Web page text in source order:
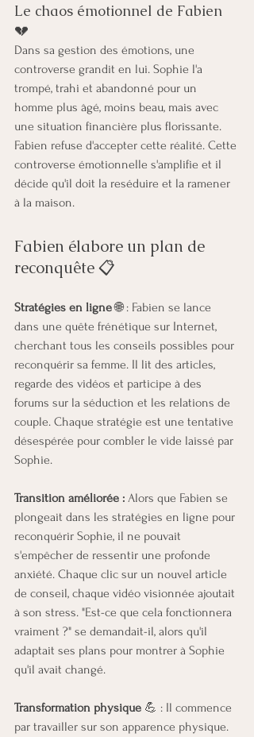
Le chaos émotionnel de Fabien
💔
Dans sa gestion des émotions, une
controverse grandit en lui. Sophie l'a
trompé, trahi et abandonné pour un
homme plus âgé, moins beau, mais avec
une situation financière plus florissante.
Fabien refuse d'accepter cette réalité. Cette
controverse émotionnelle s'amplifie et il
décide qu'il doit la reséduire et la ramener
à la maison.
Fabien élabore un plan de
reconquête 📋
Stratégies en ligne 🌐 : Fabien se lance
dans une quête frénétique sur Internet,
cherchant tous les conseils possibles pour
reconquérir sa femme. Il lit des articles,
regarde des vidéos et participe à des
forums sur la séduction et les relations de
couple. Chaque stratégie est une tentative
désespérée pour combler le vide laissé par
Sophie.
Transition améliorée : Alors que Fabien se
plongeait dans les stratégies en ligne pour
reconquérir Sophie, il ne pouvait
s'empêcher de ressentir une profonde
anxiété. Chaque clic sur un nouvel article
de conseil, chaque vidéo visionnée ajoutait
à son stress. "Est-ce que cela fonctionnera
vraiment ?" se demandait-il, alors qu'il
adaptait ses plans pour montrer à Sophie
qu'il avait changé.
Transformation physique 💪 : Il commence
par travailler sur son apparence physique.